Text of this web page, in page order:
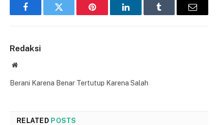
FacebookTwitter Pinterest LinkedInTumblr Email
Redaksi
Website
Berani Karena Benar Tertutup Karena Salah
RELATED POSTS